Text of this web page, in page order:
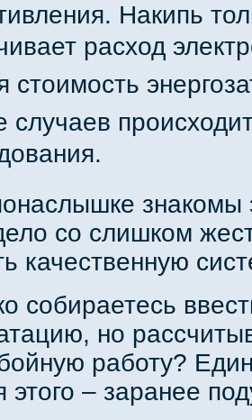
Накипь
расход
случаев
знакомы
со слишком
качественную
собираетесь
но
работу?
этого – заранее